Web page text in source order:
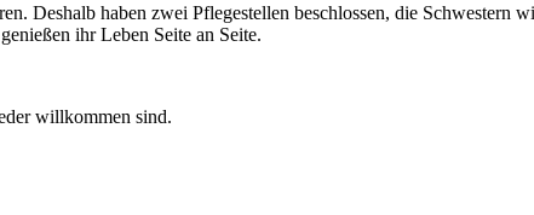
Deshalb haben zwei Pflegestellen beschlossen, die Schwestern
ihr Leben Seite an Seite.
willkommen sind.